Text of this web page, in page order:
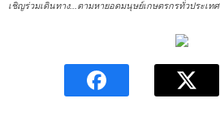
เชิญร่วมเดินทาง...ตามหายอดมนุษย์เกษตรกรทั่วประเทศ